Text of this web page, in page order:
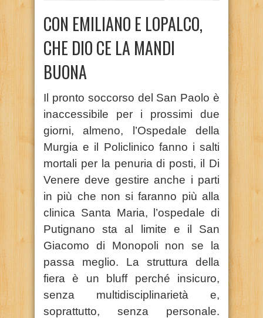
CON EMILIANO E LOPALCO,
CHE DIO CE LA MANDI
BUONA
Il pronto soccorso del San Paolo è
inaccessibile per i prossimi due
giorni, almeno, l’Ospedale della
Murgia e il Policlinico fanno i salti
mortali per la penuria di posti, il Di
Venere deve gestire anche i parti
in più che non si faranno più alla
clinica Santa Maria, l’ospedale di
Putignano sta al limite e il San
Giacomo di Monopoli non se la
passa meglio. La struttura della
fiera è un bluff perché insicuro,
senza multidisciplinarietà e,
soprattutto, senza personale.